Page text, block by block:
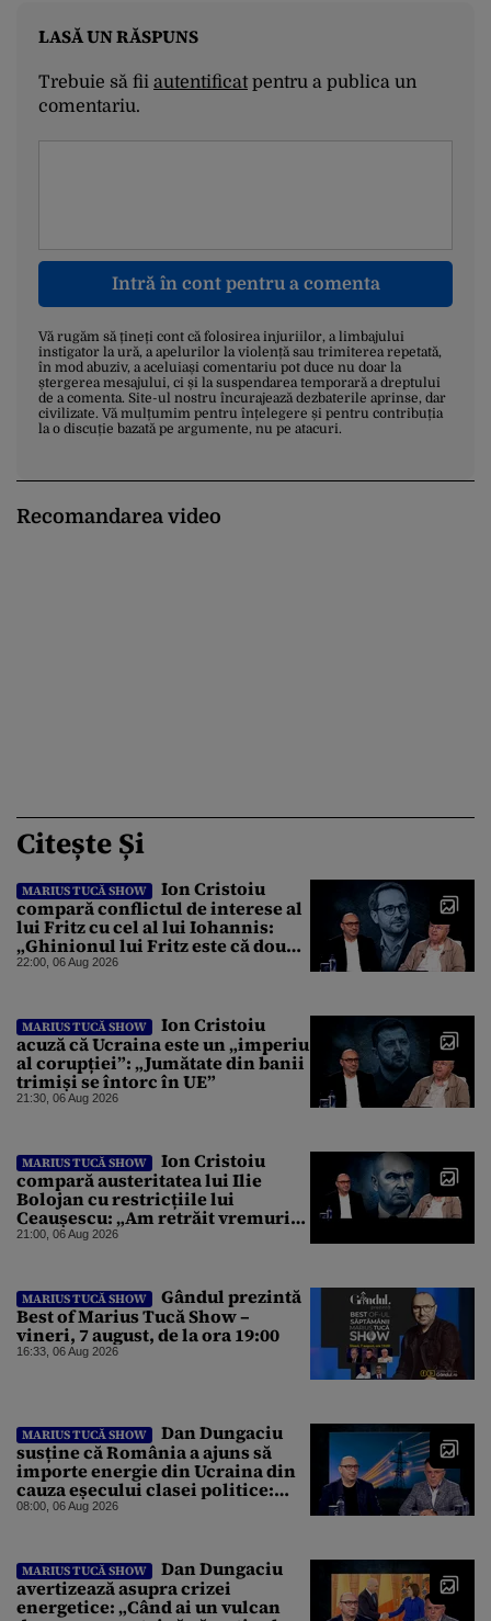
LASĂ UN RĂSPUNS
Trebuie să fii autentificatpentru a publica un
comentariu.
Intră în cont pentru a comenta
Vă rugăm să țineți cont că folosirea injuriilor, a limbajului
instigator la ură, a apelurilor la violență sau trimiterea repetată,
în mod abuziv, a aceluiași comentariu pot duce nu doar la
ștergerea mesajului, ci și la suspendarea temporară a dreptului
de a comenta. Site-ul nostru încurajează dezbaterile aprinse, dar
civilizate. Vă mulțumim pentru înțelegere și pentru contribuția
la o discuție bazată pe argumente, nu pe atacuri.
Recomandarea video
Citește Și
MARIUS TUCĂ SHOW
Ion Cristoiu
compară conflictul de interese al
lui Fritz cu cel al lui Iohannis:
„Ghinionul lui Fritz este că două
instanțe l-au declarat
22:00, 06 Aug 2026
MARIUS TUCĂ SHOW
Ion Cristoiu
acuză că Ucraina este un „imperiu
al corupției”: „Jumătate din banii
trimiși se întorc în UE”
21:30, 06 Aug 2026
MARIUS TUCĂ SHOW
Ion Cristoiu
compară austeritatea lui Ilie
Bolojan cu restricțiile lui
Ceaușescu: „Am retrăit vremurile
tinereții”
21:00, 06 Aug 2026
MARIUS TUCĂ SHOW
Gândul prezintă
Best of Marius Tucă Show –
vineri, 7 august, de la ora 19:00
16:33, 06 Aug 2026
MARIUS TUCĂ SHOW
Dan Dungaciu
susține că România a ajuns să
importe energie din Ucraina din
cauza eșecului clasei politice:
Este bilanțul politic al ultimilor
08:00, 06 Aug 2026
MARIUS TUCĂ SHOW
Dan Dungaciu
avertizează asupra crizei
energetice: „Când ai un vulcan